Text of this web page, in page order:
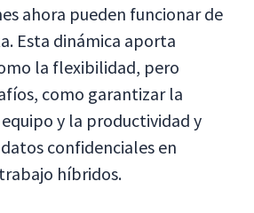
ahora pueden funcionar de
Esta dinámica aporta
la flexibilidad, pero
como garantizar la
y la productividad y
confidenciales en
híbridos.